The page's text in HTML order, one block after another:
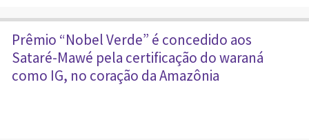
Prêmio “Nobel Verde” é concedido aos
Sataré-Mawé pela certificação do waraná
como IG, no coração da Amazônia